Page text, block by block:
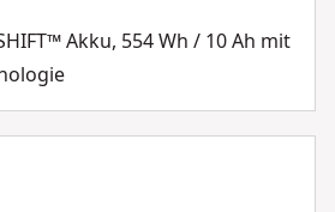
mit einer Zentrifugalkraft von 15
10,7 N/cm²
unterfahrhöhe von 940 mm
Akku, 554 Wh / 10 Ah mit